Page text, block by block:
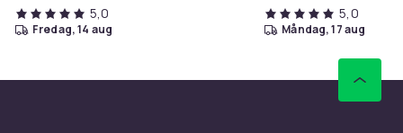
5,0
fredag, 14 aug
5,0
måndag, 17 aug